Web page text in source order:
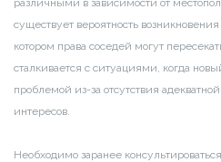
существует вероятность
котором права соседей могут
сталкивается с ситуациями, когда
проблемой из-за отсутствия
интересов.
Необходимо заранее